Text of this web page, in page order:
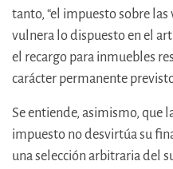
tanto, “el impuesto sobre
vulnera lo dispuesto en el
el recargo para inmuebles
carácter permanente
Se entiende, asimismo, que
impuesto no desvirtúa su
una selección arbitraria del